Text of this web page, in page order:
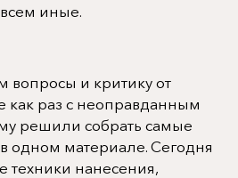
иные.
вопросы и критику от
как раз с неоправданным
решили собрать самые
одном материале. Сегодня
техники нанесения,